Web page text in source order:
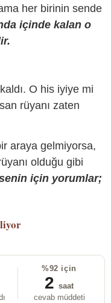
her birinin sende
içinde kalan o
O his iyiye mi
rüyanı zaten
araya gelmiyorsa,
olduğu gibi
için yorumlar;
%92 için
2 saat
cevab müddeti